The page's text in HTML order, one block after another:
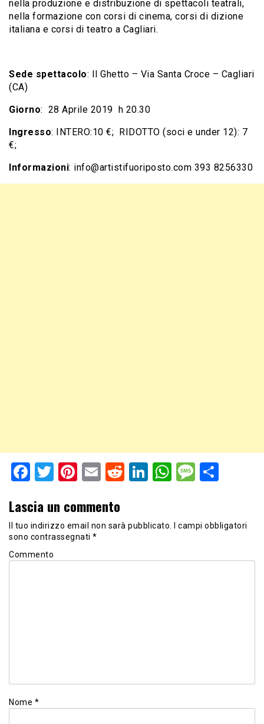
nella produzione e distribuzione di spettacoli teatrali,
nella formazione con corsi di cinema, corsi di dizione
italiana e corsi di teatro a Cagliari.
Sede spettacolo: Il Ghetto – Via Santa Croce – Cagliari
(CA)
Giorno: 28 Aprile 2019 h 20.30
Ingresso: INTERO:10 €; RIDOTTO (soci e under 12): 7
€;
Informazioni: info@artistifuoriposto.com 393 8256330
Facebook
Twitter
Pinterest
EmailRedditLinkedIn
WhatsApp
Lascia un commento
Il tuo indirizzo email non sarà pubblicato.
I campi obbligatori
sono contrassegnati *
Commento
Nome *